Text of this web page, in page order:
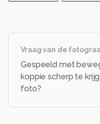
Vraag van de
Gespeeld met
koppie scherp te
foto?